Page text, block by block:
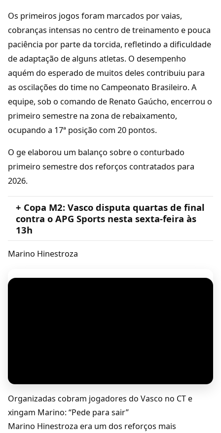
Os primeiros jogos foram marcados por vaias,
cobranças intensas no centro de treinamento e pouca
paciência por parte da torcida, refletindo a dificuldade
de adaptação de alguns atletas. O desempenho
aquém do esperado de muitos deles contribuiu para
as oscilações do time no Campeonato Brasileiro. A
equipe, sob o comando de Renato Gaúcho, encerrou o
primeiro semestre na zona de rebaixamento,
ocupando a 17ª posição com 20 pontos.
O ge elaborou um balanço sobre o conturbado
primeiro semestre dos reforços contratados para
2026.
+ Copa M2: Vasco disputa quartas de final
contra o APG Sports nesta sexta-feira às
13h
Marino Hinestroza
Organizadas cobram jogadores do Vasco no CT e
xingam Marino: “Pede para sair”
Marino Hinestroza era um dos reforços mais